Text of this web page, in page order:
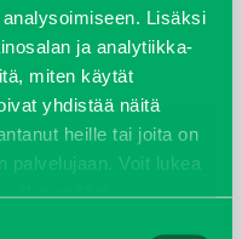
Lisäksi
ja analytiikka-
miten käytät
yhdistää näitä
heille tai joita on
palvelujaan. Voit lukea
evästeet